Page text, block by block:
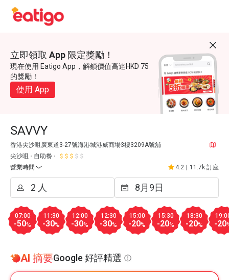
立即領取 App 限定獎勵！
現在使用 Eatigo App，解鎖價值高達HKD 75
的獎勵！
使用 App
SAVVY
香港尖沙咀廣東道3-27號海港城港威商場3樓3209A號舖
尖沙咀
自助餐
營業時間
4.2 11.7k 訂座
07:00
-50%
11:30
-30%
12:00
-30%
12:30
-30%
15:00
-20%
15:30
-20%
18:30
-20% -20
AI 摘要Google 好評精選